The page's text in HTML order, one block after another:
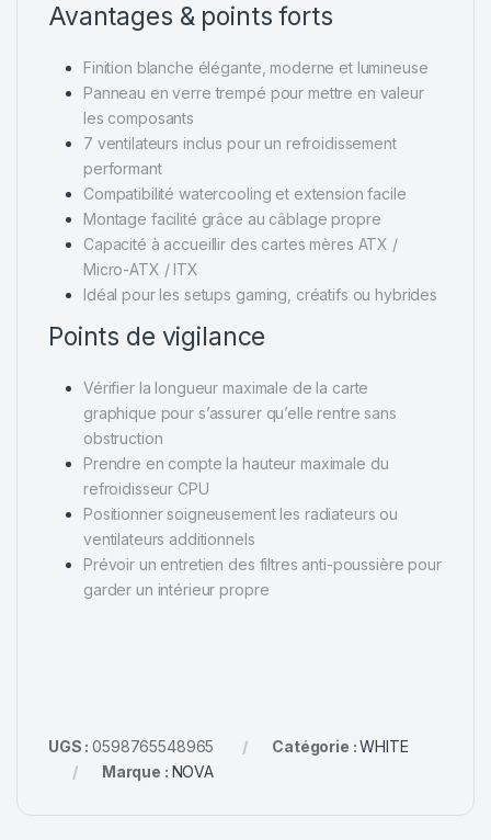
Avantages & points forts
Finition blanche élégante, moderne et lumineuse
Panneau en verre trempé pour mettre en valeur
les composants
7 ventilateurs inclus pour un refroidissement
performant
Compatibilité watercooling et extension facile
Montage facilité grâce au câblage propre
Capacité à accueillir des cartes mères ATX /
Micro-ATX / ITX
Idéal pour les setups gaming, créatifs ou hybrides
Points de vigilance
Vérifier la longueur maximale de la carte
graphique pour s’assurer qu’elle rentre sans
obstruction
Prendre en compte la hauteur maximale du
refroidisseur CPU
Positionner soigneusement les radiateurs ou
ventilateurs additionnels
Prévoir un entretien des filtres anti-poussière pour
garder un intérieur propre
UGS :0598765548965 Catégorie :WHITE
Marque : NOVA